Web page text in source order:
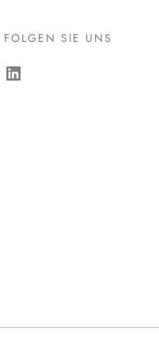
FOLGEN SIE UNS
LinkedIn